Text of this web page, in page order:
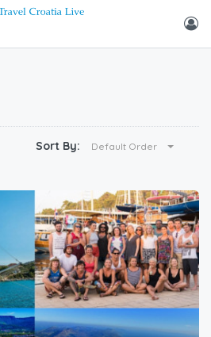
Sort By: Default Order